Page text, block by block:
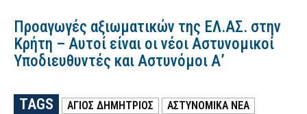
Προαγωγές αξιωματικών της ΕΛ.ΑΣ. στην
Κρήτη – Αυτοί είναι οι νέοι Αστυνομικοί
Υποδιευθυντές και Αστυνόμοι Α’
TAGS ΑΓΙΟΣ ΔΗΜΗΤΡΙΟΣ
ΑΣΤΥΝΟΜΙΚΑ ΝΕΑ